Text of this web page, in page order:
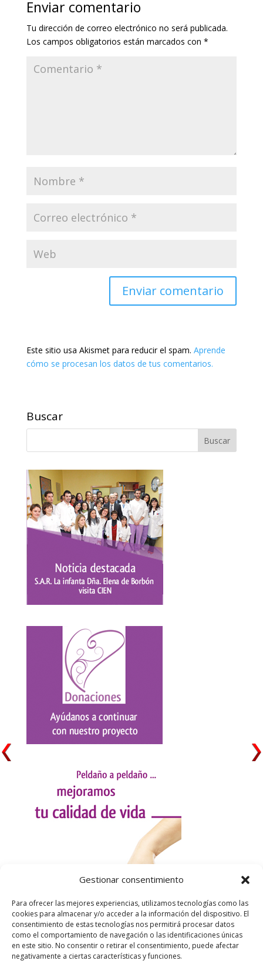
Gestionar consentimiento
Para ofrecer las mejores experiencias, utilizamos tecnologías como las
cookies para almacenar y/o acceder a la información del dispositivo. El
consentimiento de estas tecnologías nos permitirá procesar datos
como el comportamiento de navegación o las identificaciones únicas
en este sitio. No consentir o retirar el consentimiento, puede afectar
negativamente a ciertas características y funciones.
Enviar comentario
Tu dirección de correo electrónico no será publicada.
Los campos obligatorios están marcados con *
Este sitio usa Akismet para reducir el spam. Aprende
cómo se procesan los datos de tus comentarios.
Buscar